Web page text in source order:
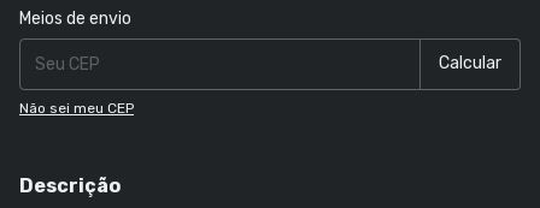
Entregas para o CEP:
Meios de envio
Calcular
Não sei meu CEP
Descrição